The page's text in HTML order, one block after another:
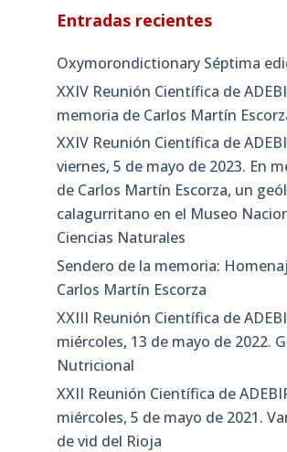
Entradas recientes
Oxymorondictionary Séptima
XXIV Reunión Científica de
memoria de Carlos Martín
XXIV Reunión Científica de
viernes, 5 de mayo de 2023. En
de Carlos Martín Escorza, un
calagurritano en el Museo
Ciencias Naturales
Sendero de la memoria:
Carlos Martín Escorza
XXIII Reunión Científica de
miércoles, 13 de mayo de 2022.
Nutricional
XXII Reunión Científica de
miércoles, 5 de mayo de 2021.
de vid del Rioja